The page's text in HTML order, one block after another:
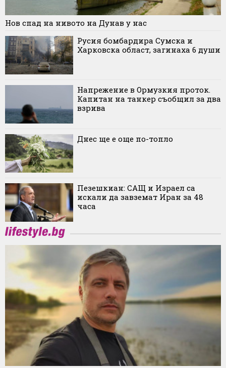
Нов спад на нивото на Дунав у нас
Русия бомбардира Сумска и
Харковска област, загинаха 6 души
Напрежение в Ормузкия проток.
Капитан на танкер съобщил за два
взрива
Днес ще е още по-топло
Пезешкиан: САЩ и Израел са
искали да завземат Иран за 48
часа